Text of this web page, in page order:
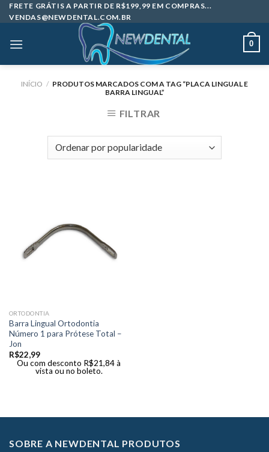
Skip
to
FRETE GRÁTIS A PARTIR DE R$199,99 EM COMPRAS...
VENDAS@NEWDENTAL.COM.BR
0
INÍCIO / PRODUTOS MARCADOS COM A TAG “PLACA LINGUAL E
BARRA LINGUAL”
FILTRAR
ORTODONTIA
Barra Lingual Ortodontia
Número 1 para Prótese Total –
Jon
R$22,99
Ou com desconto R$21,84à
vista ou no boleto.
SOBRE A NEWDENTAL PRODUTOS